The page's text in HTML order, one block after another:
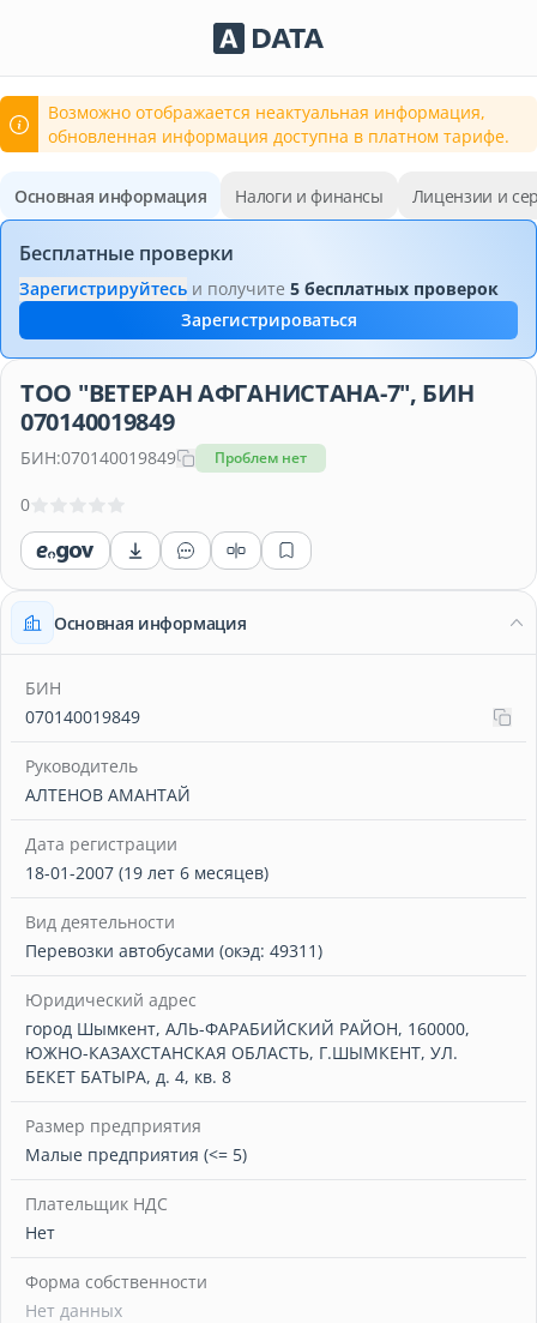
Сервисы Adata.kz
Возможно отображается неактуальная информация,
обновленная информация доступна в платном тарифе.
Основная информация Налоги и финансы Лицензии и
Бесплатные проверки
Зарегистрируйтесь и получите 5 бесплатных проверок
Зарегистрироваться
ТОО "ВЕТЕРАН АФГАНИСТАНА-7", БИН
070140019849
БИН:070140019849 Проблем нет
0
Основная информация
БИН
070140019849
Руководитель
АЛТЕНОВ АМАНТАЙ
Дата регистрации
18-01-2007 (19 лет 6 месяцев)
Вид деятельности
Перевозки автобусами (окэд: 49311)
Юридический адрес
город Шымкент, АЛЬ-ФАРАБИЙСКИЙ РАЙОН, 160000,
ЮЖНО-КАЗАХСТАНСКАЯ ОБЛАСТЬ, Г.ШЫМКЕНТ, УЛ.
БЕКЕТ БАТЫРА, д. 4, кв. 8
Размер предприятия
Малые предприятия (<= 5)
Плательщик НДС
Нет
Форма собственности
Нет данных